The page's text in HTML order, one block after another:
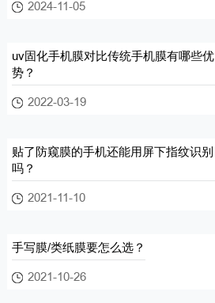
2024-11-05
uv固化手机膜对比传统手机膜有哪些优
势？
2022-03-19
贴了防窥膜的手机还能用屏下指纹识别
吗？
2021-11-10
手写膜/类纸膜要怎么选？
2021-10-26